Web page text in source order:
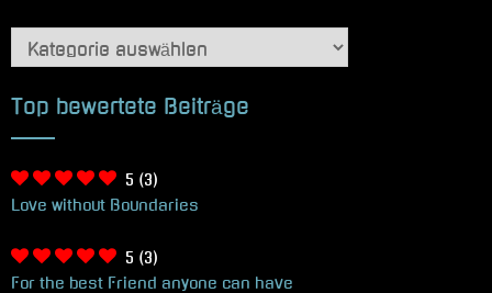
Kategorien
Top bewertete Beiträge
5 (3)
Love without Boundaries
5 (3)
For the best Friend anyone can have